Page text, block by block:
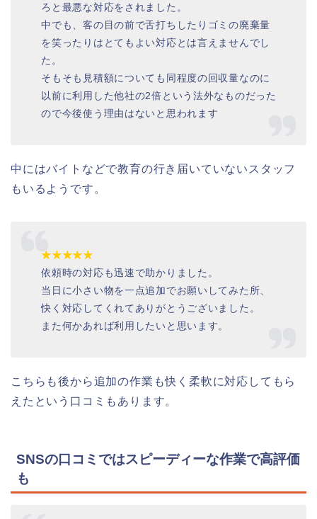
ろと最悪な対応をされました。
中でも、客の目の前で舌打ちしたりゴミの廃棄量
を笑ったりはとてもよい対応とは言えませんでし
た。
そもそも見積額についても同程度の回収量なのに
以前に利用した他社の2倍という法外なものだった
ので今後使う理由はないと思われます
中にはバイトなどで教育の行き届いていないスタッフ
もいるようです。
★★★★★
依頼時の対応も迅速で助かりました。
当日に小さい物を一点追加でお願いしてみた所、
快く対応してくれてありがとうございました。
また何かあれば利用したいと思います。
こちらも後から追加の作業も快く柔軟に対応してもら
えたという口コミもあります。
SNSの口コミではスピーディーな作業で高評価
も